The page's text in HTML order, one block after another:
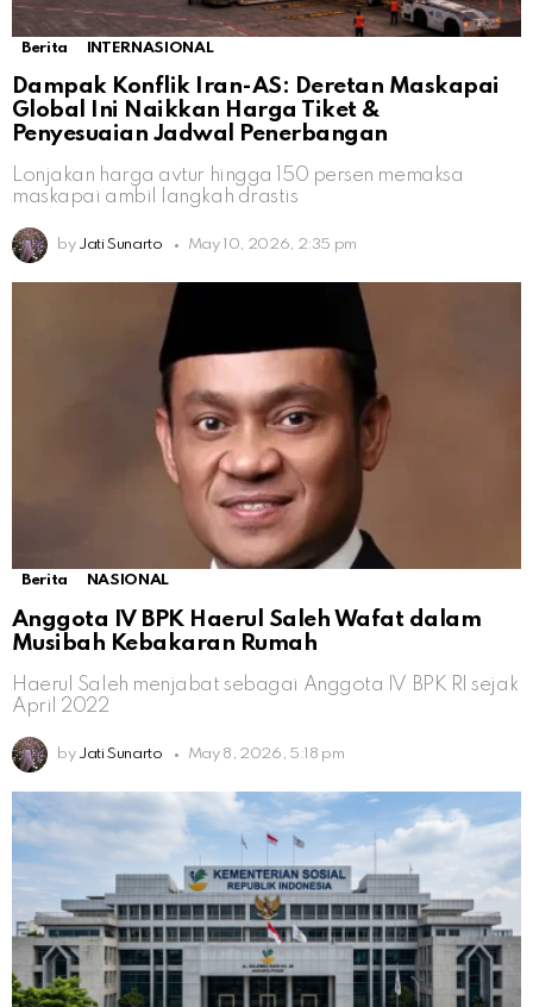
Berita INTERNASIONAL
Dampak Konflik Iran-AS: Deretan Maskapai
Global Ini Naikkan Harga Tiket &
Penyesuaian Jadwal Penerbangan
Lonjakan harga avtur hingga 150 persen memaksa
maskapai ambil langkah drastis
by Jati Sunarto May 10, 2026, 2:35 pm
Berita NASIONAL
Anggota IV BPK Haerul Saleh Wafat dalam
Musibah Kebakaran Rumah
Haerul Saleh menjabat sebagai Anggota IV BPK RI sejak
April 2022
by Jati Sunarto May 8, 2026, 5:18 pm